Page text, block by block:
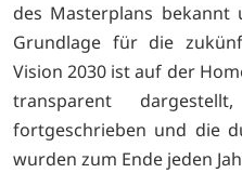
des Masterplans bekannt
Grundlage für die
Vision 2030 ist auf der
transparent
fortgeschrieben und die
wurden zum Ende jeden